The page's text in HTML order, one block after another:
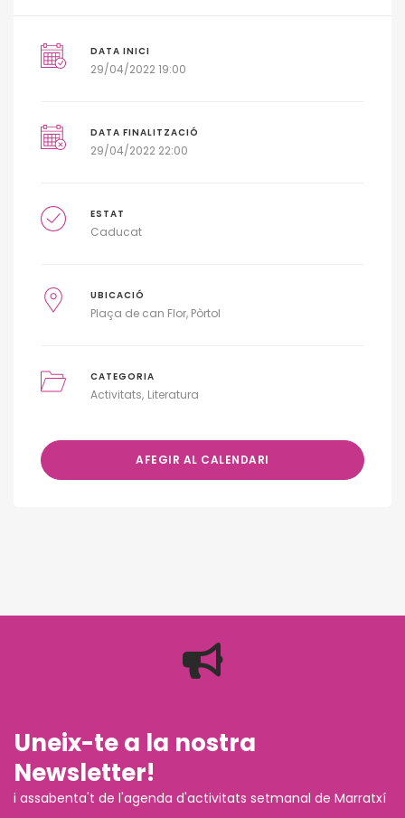
DATA INICI
29/04/2022 19:00
DATA FINALITZACIÓ
29/04/2022 22:00
ESTAT
Caducat
UBICACIÓ
Plaça de can Flor, Pòrtol
CATEGORIA
Activitats Literatura
AFEGIR AL CALENDARI
Uneix-te a la nostra
Newsletter!
i assabenta't de l'agenda d'activitats setmanal de Marratxí